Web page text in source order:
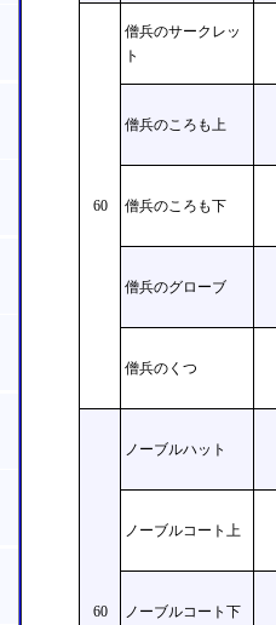
60
僧兵のサークレッ
ト
僧兵のころも上
僧兵のころも下
僧兵のグローブ
僧兵のくつ
60
ノーブルハット
ノーブルコート上
ノーブルコート下